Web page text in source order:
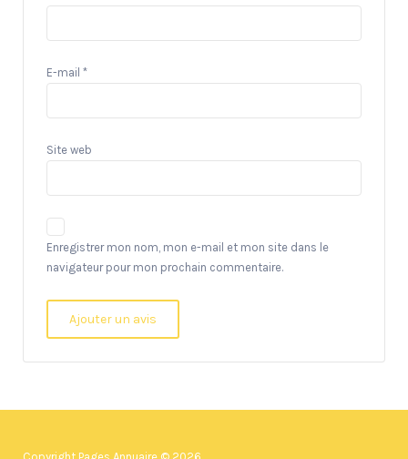
E-mail *
Site web
Enregistrer mon nom, mon e-mail et mon site dans le
navigateur pour mon prochain commentaire.